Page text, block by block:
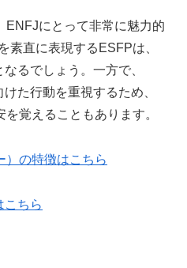
ENFJにとって非常に魅力的
素直に表現するESFPは、
るでしょう。一方で、
た行動を重視するため、
覚えることもあります。
の特徴はこちら
ちら